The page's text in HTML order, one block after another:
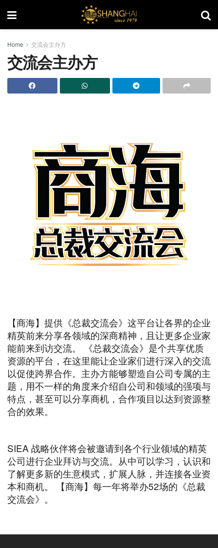
Home 交流会主办方
交流会主办方
【商海】提供《总裁交流会》这平台让各界的企业
精英前来分享各领域的深商精神，且让更多企业家
能前来到访交流。 《总裁交流会》是个共享优质
资源的平台，在这里能让企业家们进行深入的交流
以促使跨界合作。主办方能够塑造自公司专属的主
题，用不一样的角度来介绍自公司和领域的强项与
特点，甚至可以分享商机，合作项目以达到资源整
合的效果。
SIEA 战略伙伴将会被邀请到各个行业领域的精英
公司进行企业拜访与交流。从中可以学习，认识和
了解更多新的生意模式，扩展人脉，并连接各业资
本和商机。 【商海】每一年将举办52场的《总裁
交流会》。